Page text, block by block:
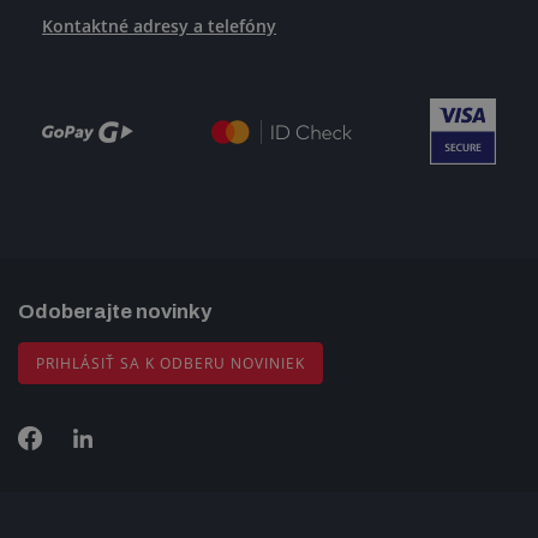
Kontaktné adresy a telefóny
Odoberajte novinky
PRIHLÁSIŤ SA K ODBERU NOVINIEK